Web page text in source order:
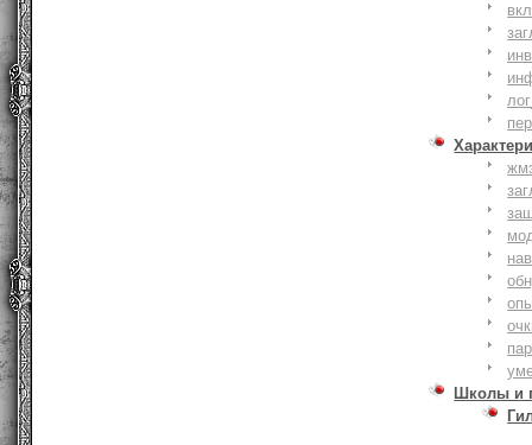
Школы и